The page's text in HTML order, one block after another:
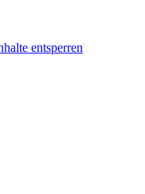
entsperren